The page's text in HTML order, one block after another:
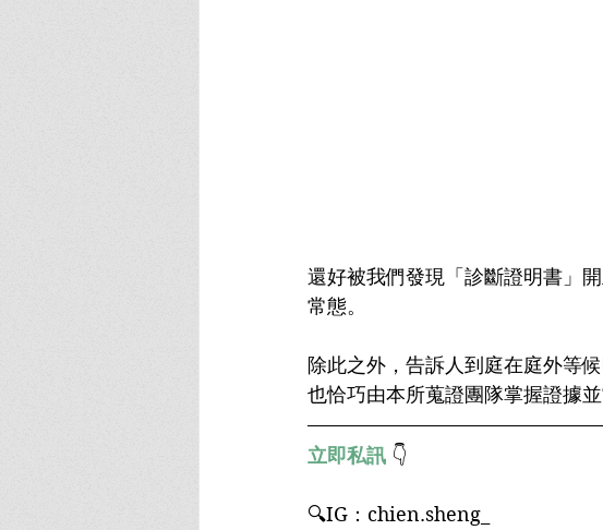
還好被我們發現「診斷證明書」
常態。
除此之外，告訴人到庭在庭外等
也恰巧由本所蒐證團隊掌握證據
立即私訊 👇
🔍IG：chien.sheng_﻿